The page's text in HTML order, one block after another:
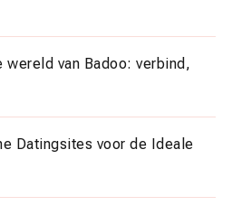
wereld van Badoo: verbind,
Datingsites voor de Ideale